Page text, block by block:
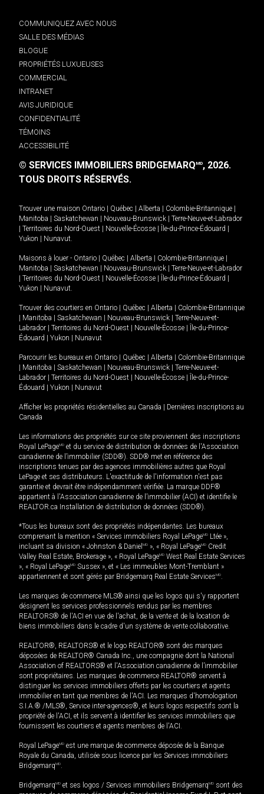
COMMUNIQUEZ AVEC NOUS
SALLE DES MÉDIAS
BLOGUE
PROPRIÉTÉS LUXUEUSES
COMMERCIAL
INTRANET
AVIS JURIDIQUE
CONFIDENTIALITÉ
TÉMOINS
ACCESSIBILITÉ
© SERVICES IMMOBILIERS BRIDGEMARQMD, 2026.
TOUS DROITS RÉSERVÉS.
Trouver une maison Ontario Québec Alberta Colombie-Britannique
Manitoba
Saskatchewan Nouveau-Brunswick
Terre-Neuve-et-Labrador
Territoires du Nord-Ouest Nouvelle-Écosse Île-du-Prince-Édouard
Yukon
Nunavut.
Maisons à louer - Ontario Québec Alberta Colombie-Britannique
Manitoba
Saskatchewan Nouveau-Brunswick
Terre-Neuve-et-Labrador
Territoires du Nord-Ouest Nouvelle-Écosse Île-du-Prince-Édouard
Yukon
Nunavut.
Trouver des courtiers en Ontario Québec Alberta
Colombie-Britannique
Manitoba Saskatchewan Nouveau-Brunswick
Terre-Neuve-et-
Labrador
Territoires du Nord-Ouest Nouvelle-Écosse
Île-du-Prince-
Édouard
Yukon Nunavut
Parcourir les bureaux en Ontario Québec Alberta
Colombie-Britannique
Manitoba Saskatchewan Nouveau-Brunswick
Terre-Neuve-et-
Labrador
Territoires du Nord-Ouest Nouvelle-Écosse
Île-du-Prince-
Édouard
Yukon Nunavut
Afficher les propriétés résidentielles au Canada
Dernières inscriptions au
Canada
Les informations des propriétés sur ce site proviennent des inscriptions
Royal LePageMD et du service de distribution de données de l'Association
canadienne de l’immobilier (SDD®). SDD® met en référence des
inscriptions tenues par des agences immobilières autres que Royal
LePage et ses distributeurs. L'exactitude de l'information n'est pas
garantie et devrait être indépendamment vérifiée. La marque DDF®
appartient à l'Association canadienne de l’immobilier (ACI) et identifie le
REALTOR.ca Installation de distribution de données (SDD®).
*Tous les bureaux sont des propriétés indépendantes. Les bureaux
comprenant la mention « Services immobiliers Royal LePageMD Ltée »,
incluant sa division « Johnston & Daniel MD », « Royal LePageMD Credit
Valley Real Estate, Brokerage », « Royal LePageMD West Real Estate Services
», « Royal LePageMD Sussex », et « Les immeubles Mont-Tremblant »
appartiennent et sont gérés par Bridgemarq Real Estate ServicesMD.
Les marques de commerce MLS® ainsi que les logos qui s'y rapportent
désignent les services professionnels rendus par les membres
REALTORS® de l'ACI en vue de l'achat, de la vente et de la location de
biens immobiliers dans le cadre d'un système de vente collaborative.
REALTOR®, REALTORS® et le logo REALTOR® sont des marques
déposées de REALTOR® Canada Inc., une compagnie dont la National
Association of REALTORS® et l'Association canadienne de l’immobilier
sont propriétaires. Les marques de commerce REALTOR® servent à
distinguer les services immobiliers offerts par les courtiers et agents
immobilier en tant que membres de l'ACI. Les marques d'homologation
S.I.A.® /MLS®, Service inter-agences®, et leurs logos respectifs sont la
propriété de l'ACI, et ils servent à identifier les services immobiliers que
fournissent les courtiers et agents membres de l'ACI.
Royal LePageMD est une marque de commerce déposée de la Banque
Royale du Canada, utilisée sous licence par les Services immobiliers
BridgemarqMD.
BridgemarqMD et ses logos / Services immobiliers BridgemarqMD sont des